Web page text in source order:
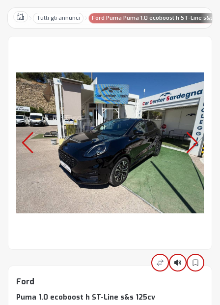
HomeTutti gli annunci Ford Puma Puma 1.0 ecoboost h ST-Line s&s
Ford
Puma 1.0 ecoboost h ST-Line s&s 125cv